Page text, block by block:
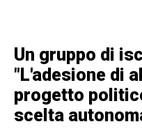
Un gruppo di
"L'adesione di
progetto
scelta